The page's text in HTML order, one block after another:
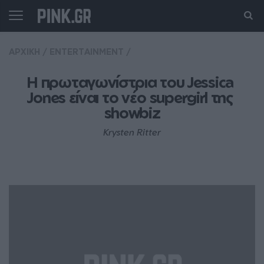
H πρωταγωνίστρια του Jessica
Jones είναι το νέο supergirl της
showbiz
Krysten Ritter